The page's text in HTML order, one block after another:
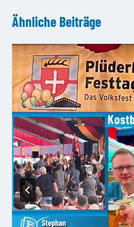
Ähnliche Beiträge